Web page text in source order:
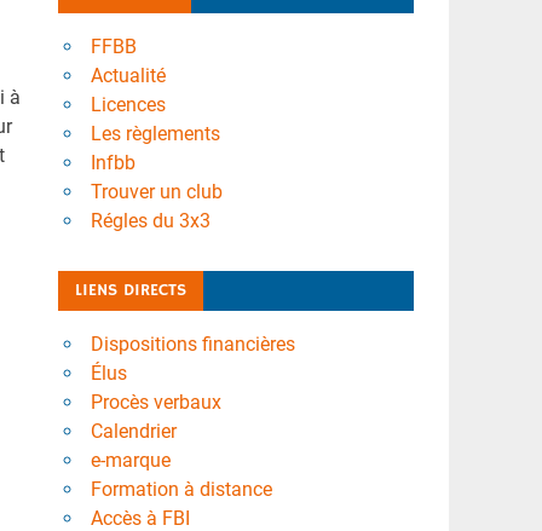
à
FFBB
Actualité
Licences
Les règlements
Infbb
Trouver un club
Régles du 3x3
LIENS DIRECTS
Dispositions financières
Élus
Procès verbaux
Calendrier
e-marque
Formation à distance
Accès à FBI